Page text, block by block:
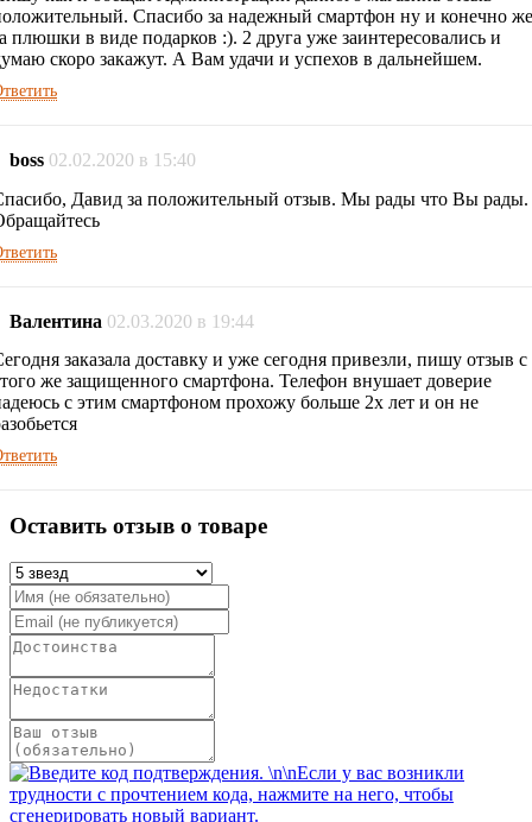
Спасибо за надежный смартфон ну и конечно же
плюшки в виде подарков :). 2 друга уже заинтересовались и
скоро закажут. А Вам удачи и успехов в дальнейшем.
boss 02.02.2020 в 15:40
Давид за положительный отзыв. Мы рады что Вы рады.
Валентина 02.03.2020 в 19:44
заказала доставку и уже сегодня привезли, пишу отзыв с
же защищенного смартфона. Телефон внушает доверие
с этим смартфоном прохожу больше 2х лет и он не
Оставить отзыв о товаре